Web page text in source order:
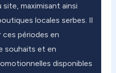
maximisant ainsi
locales serbes. Il
périodes en
souhaits et en
disponibles